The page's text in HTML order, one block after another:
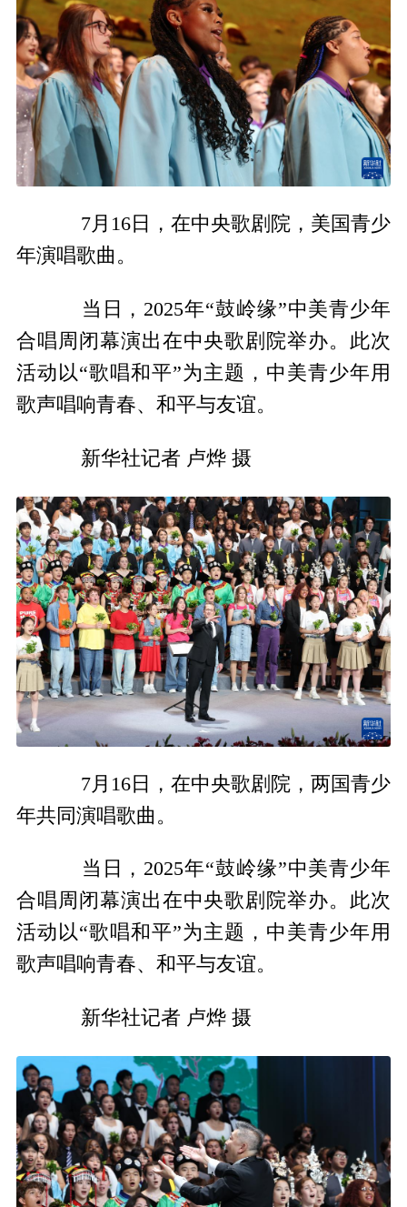
7月16日，在中央歌剧院，美国青少
年演唱歌曲。
当日，2025年“鼓岭缘”中美青少年
合唱周闭幕演出在中央歌剧院举办。此次
活动以“歌唱和平”为主题，中美青少年用
歌声唱响青春、和平与友谊。
新华社记者 卢烨 摄
7月16日，在中央歌剧院，两国青少
年共同演唱歌曲。
当日，2025年“鼓岭缘”中美青少年
合唱周闭幕演出在中央歌剧院举办。此次
活动以“歌唱和平”为主题，中美青少年用
歌声唱响青春、和平与友谊。
新华社记者 卢烨 摄